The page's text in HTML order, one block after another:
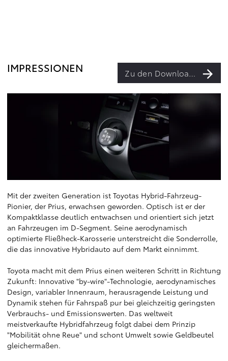
IMPRESSIONEN Zu den Downloads
Mit der zweiten Generation ist Toyotas Hybrid-Fahrzeug-
Pionier, der Prius, erwachsen geworden. Optisch ist er der
Kompaktklasse deutlich entwachsen und orientiert sich jetzt
an Fahrzeugen im D-Segment. Seine aerodynamisch
optimierte Fließheck-Karosserie unterstreicht die Sonderrolle,
die das innovative Hybridauto auf dem Markt einnimmt.
Toyota macht mit dem Prius einen weiteren Schritt in Richtung
Zukunft: Innovative "by-wire"-Technologie, aerodynamisches
Design, variabler Innenraum, herausragende Leistung und
Dynamik stehen für Fahrspaß pur bei gleichzeitig geringsten
Verbrauchs- und Emissionswerten. Das weltweit
meistverkaufte Hybridfahrzeug folgt dabei dem Prinzip
"Mobilität ohne Reue" und schont Umwelt sowie Geldbeutel
gleichermaßen.